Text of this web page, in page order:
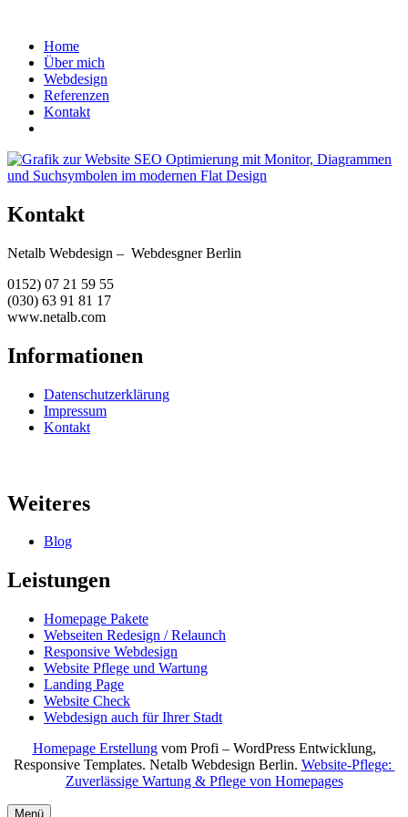
Home
Über mich
Webdesign
Referenzen
Kontakt
Kontakt
Netalb Webdesign – Webdesgner Berlin
0152) 07 21 59 55
(030) 63 91 81 17
www.netalb.com
Informationen
Datenschutzerklärung
Impressum
Kontakt
Weiteres
Blog
Leistungen
Homepage Pakete
Webseiten Redesign / Relaunch
Responsive Webdesign
Website Pflege und Wartung
Landing Page
Website Check
Webdesign auch für Ihrer Stadt
Homepage Erstellungvom Profi – WordPress Entwicklung,
Responsive Templates. Netalb Webdesign Berlin. Website-Pflege:
Zuverlässige Wartung & Pflege von Homepages
Menü